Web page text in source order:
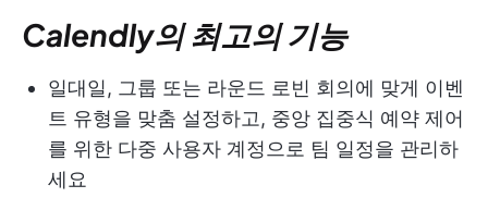
Calendly의 최고의 기능
일대일, 그룹 또는 라운드 로빈 회의에 맞게 이벤
트 유형을 맞춤 설정하고, 중앙 집중식 예약 제어
를 위한 다중 사용자 계정으로 팀 일정을 관리하
세요